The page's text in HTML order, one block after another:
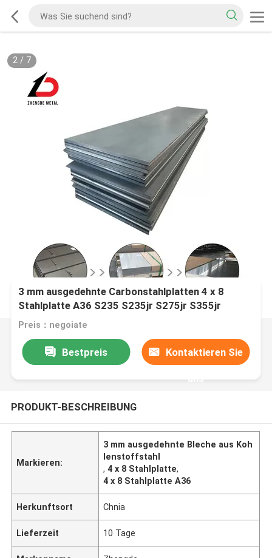
2/ 7
3 mm ausgedehnte Carbonstahlplatten 4 x 8
Stahlplatte A36 S235 S235jr S275jr S355jr
Preis：negoiate
Bestpreis Kontaktieren Sie
uns
PRODUKT-BESCHREIBUNG
Markieren:
3 mm ausgedehnte Bleche aus Koh
lenstoffstahl
,4 x 8 Stahlplatte,
4 x 8 Stahlplatte A36
Herkunftsort Chnia
Lieferzeit 10 Tage